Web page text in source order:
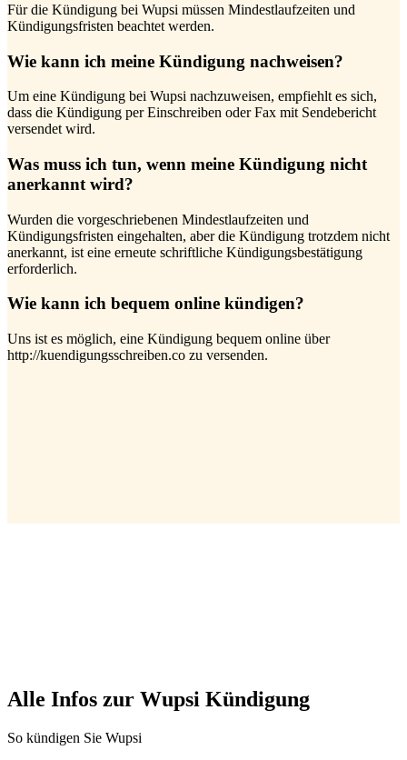
Für die Kündigung bei Wupsi müssen Mindestlaufzeiten und
Kündigungsfristen beachtet werden.
Wie kann ich meine Kündigung nachweisen?
Um eine Kündigung bei Wupsi nachzuweisen, empfiehlt es sich,
dass die Kündigung per Einschreiben oder Fax mit Sendebericht
versendet wird.
Was muss ich tun, wenn meine Kündigung nicht
anerkannt wird?
Wurden die vorgeschriebenen Mindestlaufzeiten und
Kündigungsfristen eingehalten, aber die Kündigung trotzdem nicht
anerkannt, ist eine erneute schriftliche Kündigungsbestätigung
erforderlich.
Wie kann ich bequem online kündigen?
Uns ist es möglich, eine Kündigung bequem online über
http://kuendigungsschreiben.co zu versenden.
Alle Infos zur Wupsi Kündigung
So kündigen Sie Wupsi